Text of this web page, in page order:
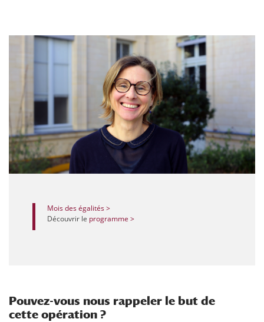
Mois des égalités >
Découvrir le programme >
Pouvez-vous nous rappeler le but de
cette opération ?